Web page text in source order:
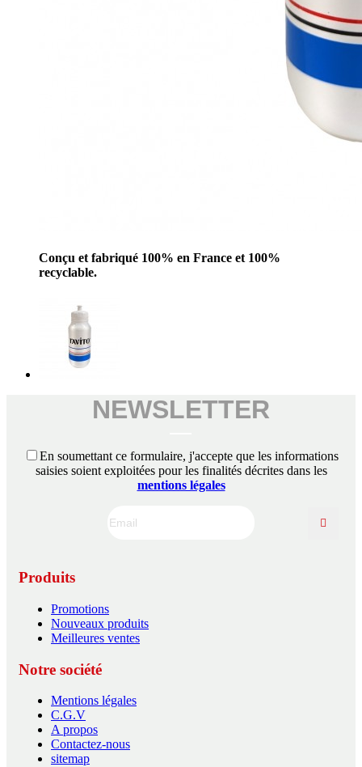
Conçu et fabriqué 100% en France et 100%
recyclable.
NEWSLETTER
En soumettant ce formulaire, j'accepte que les informations
saisies soient exploitées pour les finalités décrites dans les
mentions légales
Produits
Promotions
Nouveaux produits
Meilleures ventes
Notre société
Mentions légales
C.G.V
A propos
Contactez-nous
sitemap